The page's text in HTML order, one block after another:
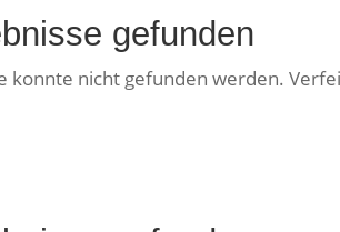
gefunden
konnte nicht gefunden werden.